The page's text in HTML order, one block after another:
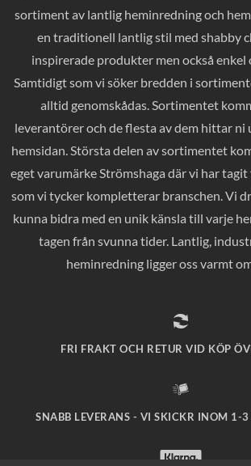
sortiment av lantlig heminredning och
en traditionell lantlig stil med shabby
inspirerade produkter men också enkel
Samtidigt som vi söker bredden i
alltid genomskådas. Sortimentet
leverantörer och de flesta av dem hittar ni
hemsidan. Största delen av sortimentet
eget varumärke Strömshaga där vi har
som vi tycker kompletterar branschen. Vi
kunna bidra med en unik känsla till varje
tagen från svunna tider. Lantlig,
heminredning ligger oss varmt
FRI FRAKT OCH RETUR VID KÖP
SNABB LEVERANS - VI SKICKR INOM 1-3